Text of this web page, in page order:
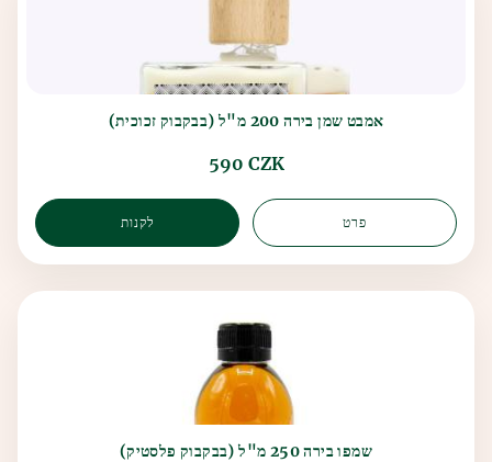
אמבט שמן בירה 200 מ"ל (בבקבוק זכוכית)
590 CZK
לקנות פרט
שמפו בירה 250 מ"ל (בבקבוק פלסטיק)